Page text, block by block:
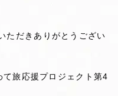
ただきありがとうござい
旅応援プロジェクト第4